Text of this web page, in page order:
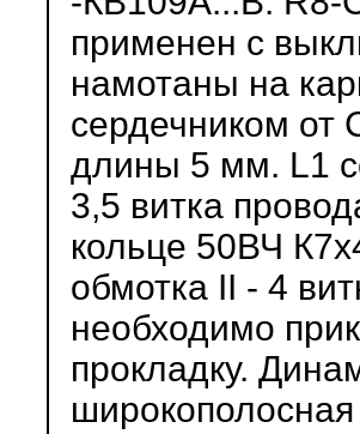
применен с
намотаны на
сердечником от
длины 5 мм. L1
3,5 витка
кольце 50ВЧ
обмотка II - 4
необходимо
прокладку.